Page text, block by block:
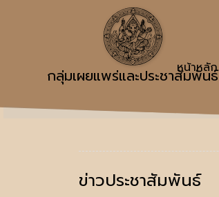
กลุ่มเผยแพร่และประชาสัมพันธ์
หน้าหลัก
ข่าวประชาสัมพันธ์